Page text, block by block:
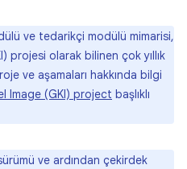
ve tedarikçi modülü mimarisi,
projesi olarak bilinen çok yıllık
ve aşamaları hakkında bilgi
Image (GKI) project başlıklı
ve ardından çekirdek